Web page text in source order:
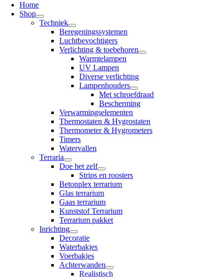
Home
Shop
Techniek
Beregeningssystemen
Luchtbevochtigers
Verlichting & toebehoren
Warmtelampen
UV Lampen
Diverse verlichting
Lampenhouders
Met schroefdraad
Bescherming
Verwarmingselementen
Thermostaten & Hygrostaten
Thermometer & Hygrometers
Timers
Watervallen
Terraria
Doe het zelf
Strips en roosters
Betonplex terrarium
Glas terrarium
Gaas terrarium
Kunststof Terrarium
Terrarium pakket
Inrichting
Decoratie
Waterbakjes
Voerbakjes
Achterwanden
Realistisch